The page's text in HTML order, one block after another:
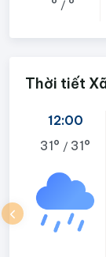
° / °
Thời tiết
12:00
31° / 31°